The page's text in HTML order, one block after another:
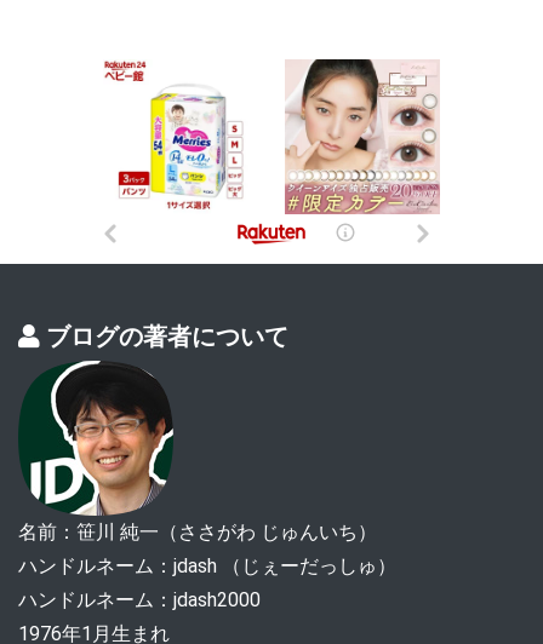
ブログの著者について
名前：笹川 純一（ささがわ じゅんいち）
ハンドルネーム：jdash （じぇーだっしゅ）
ハンドルネーム：jdash2000
1976年1月生まれ